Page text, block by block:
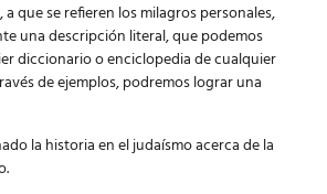
a que se refieren los milagros personales,
una descripción literal, que podemos
diccionario o enciclopedia de cualquier
de ejemplos, podremos lograr una
la historia en el judaísmo acerca de la